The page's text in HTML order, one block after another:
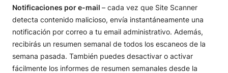
Notificaciones por e-mail – cada vez que Site Scanner
detecta contenido malicioso, envía instantáneamente una
notificación por correo a tu email administrativo. Además,
recibirás un resumen semanal de todos los escaneos de la
semana pasada. También puedes desactivar o activar
fácilmente los informes de resumen semanales desde la